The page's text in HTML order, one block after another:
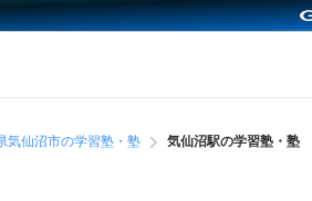
気仙沼市の学習塾・塾 気仙沼駅の学習塾・塾